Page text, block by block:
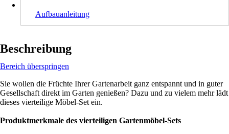
Aufbauanleitung
Beschreibung
Bereich überspringen
Sie wollen die Früchte Ihrer Gartenarbeit ganz entspannt und in guter
Gesellschaft direkt im Garten genießen? Dazu und zu vielem mehr lädt
dieses vierteilige Möbel-Set ein.
Produktmerkmale des vierteiligen Gartenmöbel-Sets